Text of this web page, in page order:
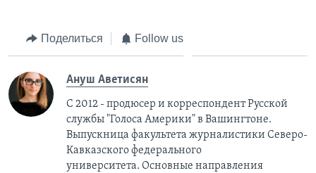
Поделиться Follow us
Ануш Аветисян
С 2012 - продюсер и корреспондент Русской
службы "Голоса Америки" в Вашингтоне.
Выпускница факультета журналистики Северо-
Кавказского федерального
университета. Основные направления